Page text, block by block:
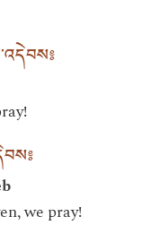
we pray!